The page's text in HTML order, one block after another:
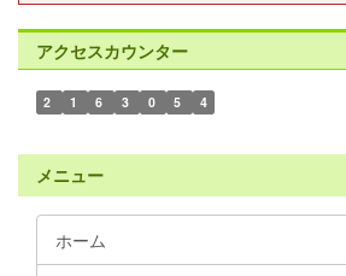
アクセスカウンター
2 1 6 3 0 5 4
メニュー
ホーム